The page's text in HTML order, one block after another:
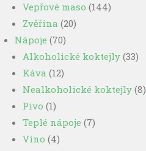
Vepřové maso (144)
Zvěřina (20)
Nápoje (70)
Alkoholické koktejly (33)
Káva (12)
Nealkoholické koktejly (8)
Pivo (1)
Teplé nápoje (7)
Víno (4)